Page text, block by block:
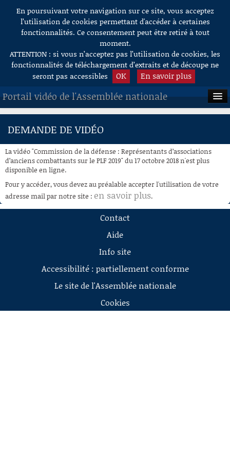
Aller au contenu
En poursuivant votre navigation sur ce site, vous acceptez
l’utilisation de cookies permettant d'accéder à certaines
fonctionnalités. Ce consentement peut être retiré à tout
moment.
ATTENTION : si vous n’acceptez pas l’utilisation de cookies, les
fonctionnalités de téléchargement d’extraits et de découpe ne
seront pas accessibles
OK En savoir plus
Portail vidéo de l'Assemblée nationale
ACCUEIL
À LA DEMANDE
RECHERCHE
AIDE À LA DÉCOUPE
DE VIDÉOS
DEMANDE DE VIDÉO
La vidéo "Commission de la défense : Représentants d’associations
d’anciens combattants sur le PLF 2019" du 17 octobre 2018 n'est plus
disponible en ligne.
Pour y accéder, vous devez au préalable accepter l'utilisation de votre
adresse mail par notre site : en savoir plus.
Contact
Aide
Info site
Accessibilité : partiellement conforme
Le site de l'Assemblée nationale
Cookies